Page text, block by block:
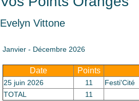
Classement
Evelyn Vittone
Janvier - Décembre 2026
Date Points
25 juin 2026 11
Festi'Cité
TOTAL
11